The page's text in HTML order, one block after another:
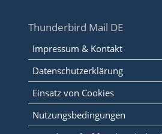
Thunderbird Mail DE
Impressum & Kontakt
Datenschutzerklärung
Einsatz von Cookies
Nutzungsbedingungen